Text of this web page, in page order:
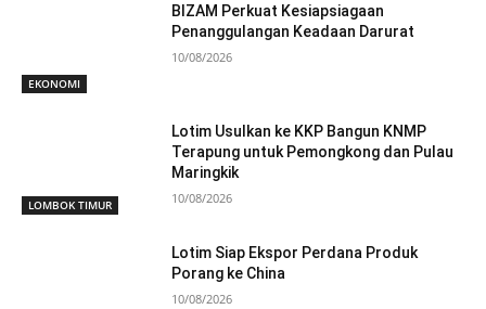
EKONOMI
BIZAM Perkuat Kesiapsiagaan
Penanggulangan Keadaan Darurat
10/08/2026
LOMBOK TIMUR
Lotim Usulkan ke KKP Bangun KNMP
Terapung untuk Pemongkong dan Pulau
Maringkik
10/08/2026
Lotim Siap Ekspor Perdana Produk
Porang ke China
10/08/2026